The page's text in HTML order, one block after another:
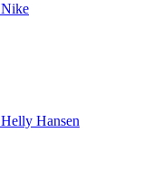
Nike
Helly Hansen